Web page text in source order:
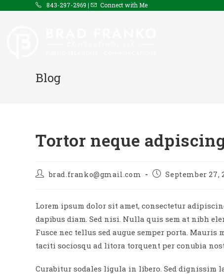
843-297-2969 | Connect with Me
Blog
Tortor neque
Postbrad.franko@gmail.com
PostSeptember 27,
Lorem ipsum dolor sit amet, consectetur
dapibus diam. Sed nisi. Nulla quis sem at nibh
Fusce nec tellus sed augue semper porta.
taciti sociosqu ad litora torquent per conubia
Curabitur sodales ligula in libero. Sed dignissim